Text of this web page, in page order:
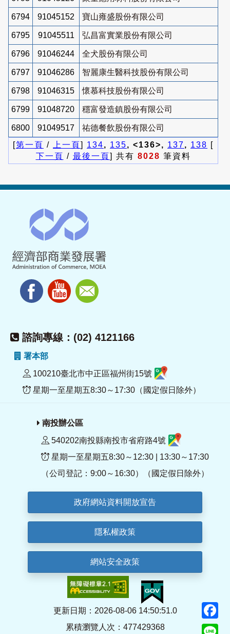
6794 91045152 寶山雍盛股份有限公司
6795 91045511 弘昌富實業股份有限公司
6796 91046244 全犬股份有限公司
6797 91046286 智麗康生醫科技股份有限公司
6798 91046315 懷慕科技股份有限公司
6799 91048720 穩富發造鎮股份有限公司
6800 91049517
祐德餐飲股份有限公司
[第一頁 / 上一頁] 134, 135, <136>, 137, 138 [
下一頁 / 最後一頁] 共有 8028 筆資料
諮詢專線：(02) 4121166
署本部
100210臺北市中正區福州街15號
星期一至星期五8:30～17:30（國定假日除外）
南投辦公區
540202南投縣南投市省府路4號
星期一至星期五8:30～12:30 | 13:30～17:30
（公司登記：9:00～16:30）（國定假日除外）
政府網站資料開放宣告
隱私權政策
網站安全政策
更新日期：2026-08-06 14:50:51.0
累積瀏覽人次：477429368